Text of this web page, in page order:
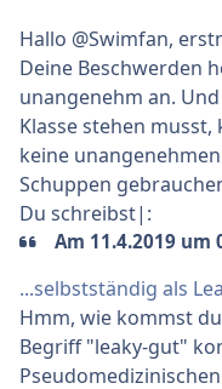
Hallo @Swimfan,
Deine Beschwerden
unangenehm an.
Klasse stehen
keine
Schuppen
Du schreibst|:
Am 11.4.2019 um
...selbstständig als
Hmm, wie kommst
Begriff "leaky-gut"